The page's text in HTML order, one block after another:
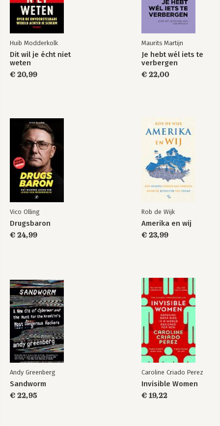
Het is oorlog maar
Bekijk alle boeken
12 Vechten zonder regels
Epiloog
13 Het perfecte wapen
Dankwoord
Huib Modderkolk
Dit wil je écht niet
weten
€ 20,99
Maurits Martijn
Je hebt wél iets te
verbergen
€ 22,00
Vico Olling
Drugsbaron
€ 24,99
Rob de Wijk
Amerika en wij
€ 23,99
Andy Greenberg
Sandworm
€ 22,95
Caroline Criado Perez
Invisible Women
€ 19,22